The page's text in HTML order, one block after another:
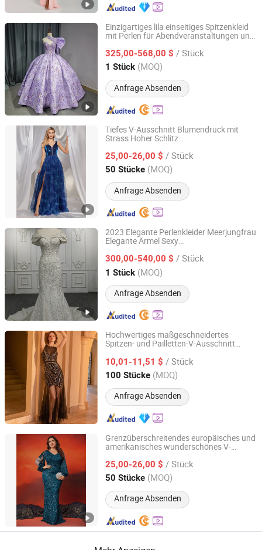
Einzigartiges lila einseitiges Spitzenkleid
mit Perlen für Abendveranstaltungen und
325,00-568,00 $ / Stück
1 Stück (MOQ)
Anfrage Absenden
Suzhou Gilka Trading Co., Ltd.
Jiangsu, China Seit 2022
Tiefes V-Ausschnitt Blumendruck mit
Strass Hoher Schlitz
25,00-26,00 $ / Stück
50 Stücke (MOQ)
Anfrage Absenden
Guangzhou Panyu district south village Jinluoxuan
clothing factory
Guangdong, China Seit 2025
2023 Elegante Perlenkleider Meerjungfrau
Elegante Ärmel Sexy
300,00-540,00 $ / Stück
1 Stück (MOQ)
Anfrage Absenden
Suzhou Gilka Trading Co., Ltd.
Jiangsu, China Seit 2022
Hochwertiges maßgeschneidertes
Spitzen- und Pailletten-V-Ausschnitt
10,01-11,51 $ / Stück
100 Stücke (MOQ)
Anfrage Absenden
Shenzhen Zhaohua Apparel Co., Ltd.
Guangdong, China Seit 2026
Grenzüberschreitendes europäisches und
amerikanisches wunderschönes V-
ApplikationsformellesAbendkleid
Elegantes Meerjungfrauen-Mutterkleid
25,00-26,00 $ / Stück
50 Stücke (MOQ)
Anfrage Absenden
Guangzhou Panyu district south village Jinluoxuan
clothing factory
Guangdong, China Seit 2025